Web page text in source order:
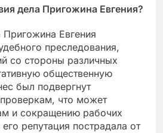
дела Пригожина Евгения?
Евгения
преследования,
со стороны различных
общественную
был подвергнут
что может
и сокращению рабочих
репутация пострадала от